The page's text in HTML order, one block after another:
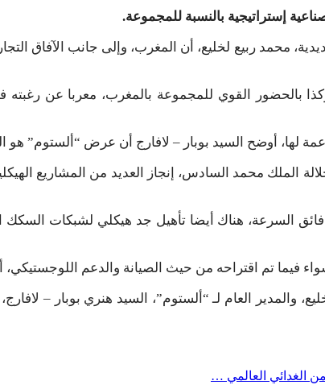
إستراتيجية بالنسبة للمجموعة.
محمد ربيع لخليع، أن المغرب، وإلى جانب الآفاق
بالحضور القوي للمجموعة بالمغرب، معربا عن رغبته
لها، أوضح السيد بوبار – لافارج أن عرض “ألستوم”
محمد السادس، إنجاز العديد من المشاريع
السرعة، هناك أيضا تأهيل جد هيكلي لشبكات السكك
فيما تم اقتراحه من حيث الصيانة والدعم
العام لـ “ألستوم”، السيد هنري بوبار – لافارج،
الغدائي العالمي …